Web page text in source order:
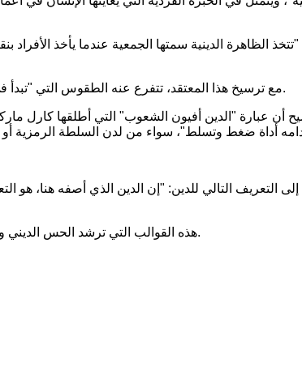
مع ترسيخ هذا المعتقد، تتفرع عنه الطقوس التي "تبدأ في الاشتغال بطريقة أوتوماتيكية". العلاقة بين الدين الجمعي والدين الفردي هي شبيهة بالعلاقة بين الفرد والمجتمع.
التعريف التالي للدين: "إن الدين الذي أصفه هنا، هو
هذه القوالب التي ترشد الحس الديني وتجعل من الدين ظاهرة جمعية يمكن إرجاعها بنظر الكاتب، إلى ثلاثة أمور كبرى: المعتقد ثم الطقس ثم الأسطورة.